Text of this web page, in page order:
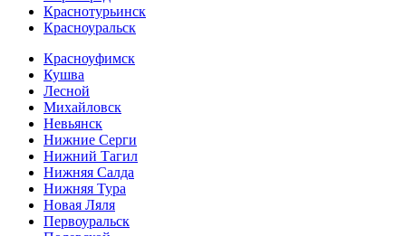
Краснотурьинск
Красноуральск
Красноуфимск
Кушва
Лесной
Михайловск
Невьянск
Нижние Серги
Нижний Тагил
Нижняя Салда
Нижняя Тура
Новая Ляля
Первоуральск